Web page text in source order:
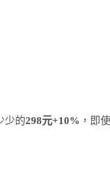
少的298元+10% ，即